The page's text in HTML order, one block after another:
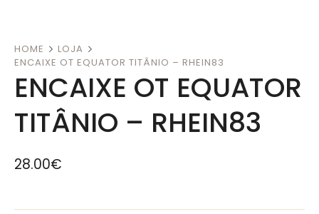
HOME
LOJA
ENCAIXE OT EQUATOR TITÂNIO – RHEIN83
ENCAIXE OT EQUATOR
TITÂNIO – RHEIN83
28.00€